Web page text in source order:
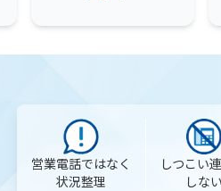
営業電話ではなく
状況整理
しつこい
しない